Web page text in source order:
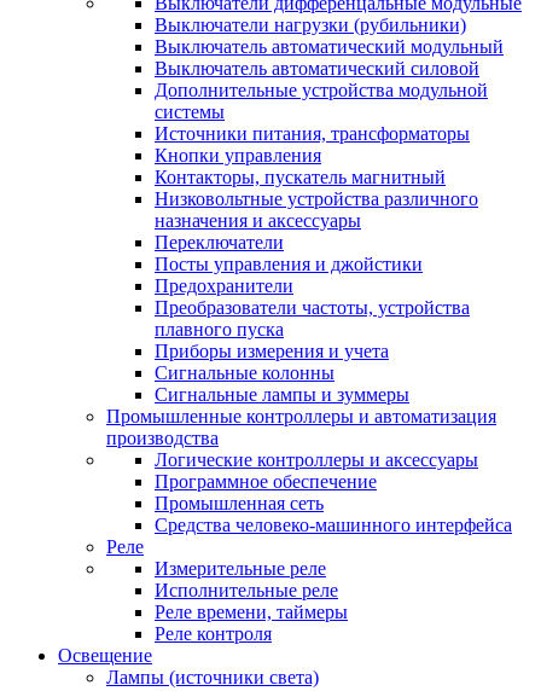
Выключатели нагрузки (рубильники)
Выключатель автоматический модульный
Выключатель автоматический силовой
Дополнительные устройства модульной
системы
Источники питания, трансформаторы
Кнопки управления
Контакторы, пускатель магнитный
Низковольтные устройства различного
назначения и аксессуары
Переключатели
Посты управления и джойстики
Предохранители
Преобразователи частоты, устройства
плавного пуска
Приборы измерения и учета
Сигнальные колонны
Сигнальные лампы и зуммеры
Промышленные контроллеры и автоматизация
производства
Логические контроллеры и аксессуары
Программное обеспечение
Промышленная сеть
Средства человеко-машинного интерфейса
Реле
Измерительные реле
Исполнительные реле
Реле времени, таймеры
Реле контроля
Освещение
Лампы (источники света)